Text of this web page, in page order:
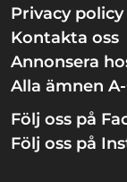
Privacy policy
Kontakta oss
Annonsera
Alla ämnen
Följ oss på
Följ oss på